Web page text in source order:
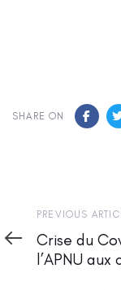
SHARE ON
Previous
Article
PREVIOUS
Crise du
l’APNU